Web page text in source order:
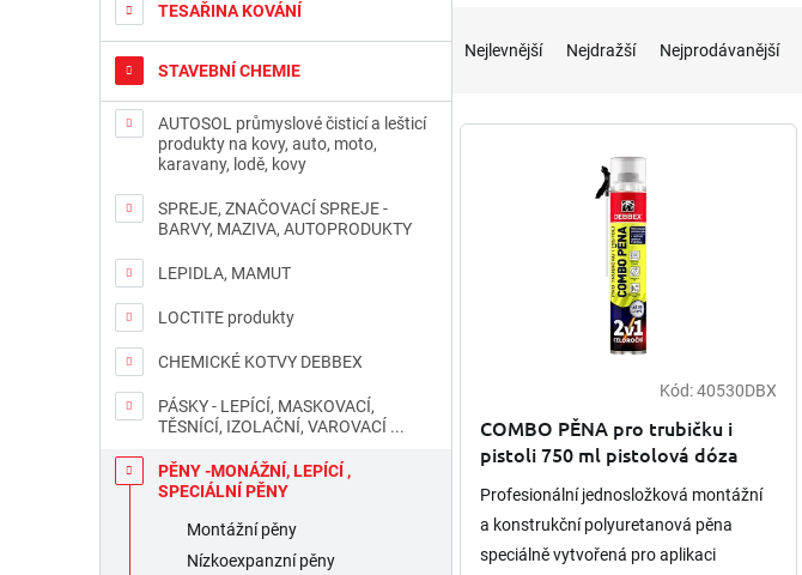
TESAŘINA KOVÁNÍ
STAVEBNÍ CHEMIE
AUTOSOL průmyslové čisticí a lešticí
produkty na kovy, auto, moto,
karavany, lodě, kovy
SPREJE, ZNAČOVACÍ SPREJE -
BARVY, MAZIVA, AUTOPRODUKTY
LEPIDLA, MAMUT
LOCTITE produkty
CHEMICKÉ KOTVY DEBBEX
PÁSKY - LEPÍCÍ, MASKOVACÍ,
TĚSNÍCÍ, IZOLAČNÍ, VAROVACÍ ...
PĚNY -MONÁŽNÍ, LEPÍCÍ ,
SPECIÁLNÍ PĚNY
Montážní pěny
Nízkoexpanzní pěny
n
Nejlevnější Nejdražší Nejprodávanější
V
Kód:40530DBX
COMBO PĚNA pro trubičku i
pistoli 750 ml pistolová dóza
Profesionální jednosložková montážní
a konstrukční polyuretanová pěna
speciálně vytvořená pro aplikaci